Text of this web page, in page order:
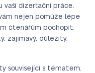
vaší dizertační práce.
nejen pomůže lépe
čtenářům pochopit,
zajímavý, důležitý,
související s tématem.